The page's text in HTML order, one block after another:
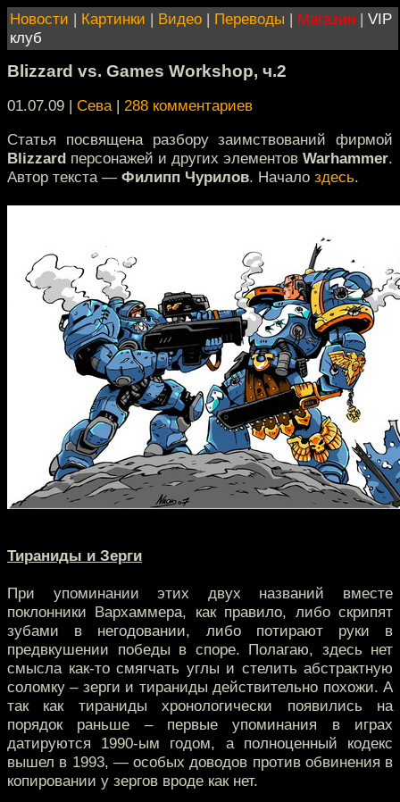
Новости | Картинки | Видео | Переводы | Магазин | VIP
клуб
Blizzard vs. Games Workshop, ч.2
01.07.09 | Сева| 288 комментариев
Статья посвящена разбору заимствований фирмой
Blizzard персонажей и других элементов Warhammer.
Автор текста — Филипп Чурилов. Начало здесь.
Тираниды и Зерги
При упоминании этих двух названий вместе
поклонники Вархаммера, как правило, либо скрипят
зубами в негодовании, либо потирают руки в
предвкушении победы в споре. Полагаю, здесь нет
смысла как-то смягчать углы и стелить абстрактную
соломку – зерги и тираниды действительно похожи. А
так как тираниды хронологически появились на
порядок раньше – первые упоминания в играх
датируются 1990-ым годом, а полноценный кодекс
вышел в 1993, — особых доводов против обвинения в
копировании у зергов вроде как нет.